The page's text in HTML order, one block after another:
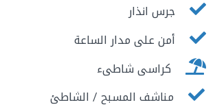
جرس انذار
أمن على مدار الساعة
كراسى شاطىء
مناشف المسبح / الشاطئ